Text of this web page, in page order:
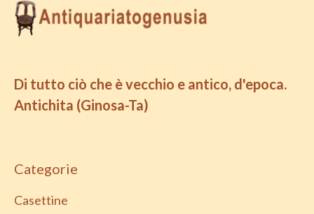
Di tutto ciò che è vecchio e antico, d'epoca.
Antichita (Ginosa-Ta)
Categorie
Casettine